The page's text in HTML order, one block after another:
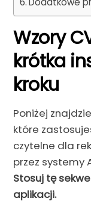
Wzory
krótka
kroku
Poniżej
które
czytelne dla
przez systemy
Stosuj tę
aplikacji.